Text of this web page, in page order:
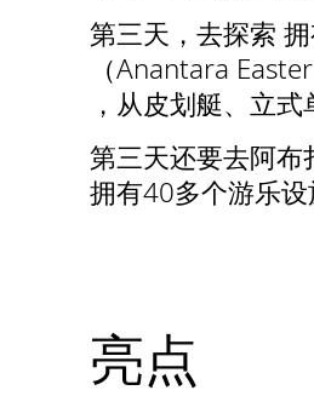
第三天，去探索
（Anantara
，从皮划艇、立
第三天还要去阿
拥有40多个游乐
亮点